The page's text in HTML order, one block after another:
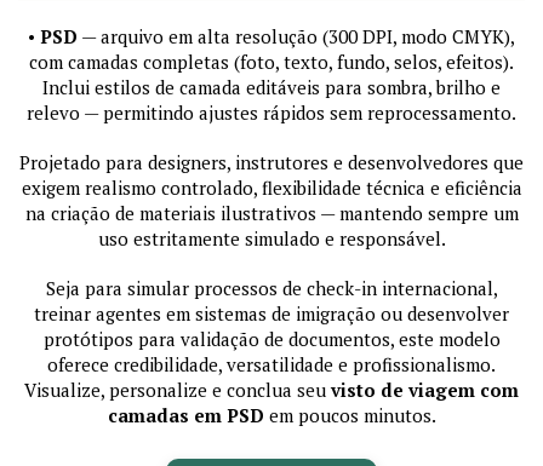
• PSD — arquivo em alta resolução (300 DPI, modo CMYK),
com camadas completas (foto, texto, fundo, selos, efeitos).
Inclui estilos de camada editáveis para sombra, brilho e
relevo — permitindo ajustes rápidos sem reprocessamento.
Projetado para designers, instrutores e desenvolvedores que
exigem realismo controlado, flexibilidade técnica e eficiência
na criação de materiais ilustrativos — mantendo sempre um
uso estritamente simulado e responsável.
Seja para simular processos de check-in internacional,
treinar agentes em sistemas de imigração ou desenvolver
protótipos para validação de documentos, este modelo
oferece credibilidade, versatilidade e profissionalismo.
Visualize, personalize e conclua seuvisto de viagem com
camadas em PSD em poucos minutos.